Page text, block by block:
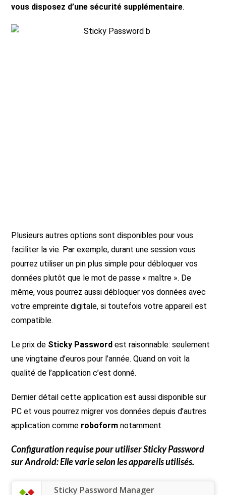
vous disposez d’une sécurité supplémentaire.
Plusieurs autres options sont disponibles pour vous
faciliter la vie. Par exemple, durant une session vous
pourrez utiliser un pin plus simple pour débloquer vos
données plutôt que le mot de passe « maître ». De
même, vous pourrez aussi débloquer vos données avec
votre empreinte digitale, si toutefois votre appareil est
compatible.
Le prix de Sticky Password est raisonnable: seulement
une vingtaine d’euros pour l’année. Quand on voit la
qualité de l’application c’est donné.
Dernier détail cette application est aussi disponible sur
PC et vous pourrez migrer vos données depuis d’autres
application comme roboform notamment.
Configuration requise pour utiliserSticky Password
sur Android: Elle varie selon les appareils utilisés.
Sticky Password Manager